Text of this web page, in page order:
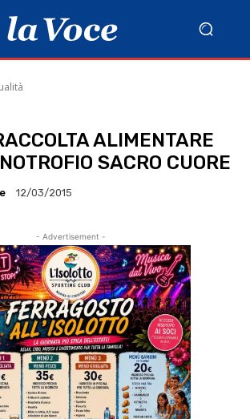
ALIMENTARE
SACRO CUORE
12/03/2015
- Advertisement -